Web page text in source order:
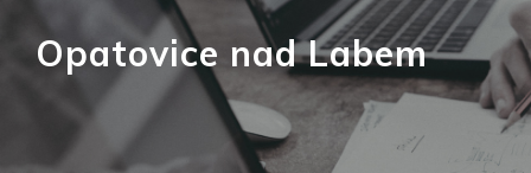
Opatovice nad Labem